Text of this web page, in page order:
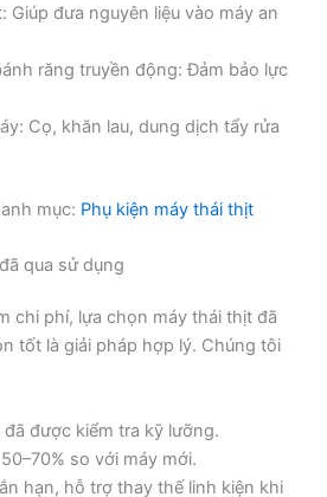
Giúp đưa nguyên liệu vào máy an
răng truyền động: Đảm bảo lực
Cọ, khăn lau, dung dịch tẩy rửa
mục: Phụ kiện máy thái thịt
qua sử dụng
chi phí, lựa chọn máy thái thịt đã
tốt là giải pháp hợp lý. Chúng tôi
được kiểm tra kỹ lưỡng.
so với máy mới.
hạn, hỗ trợ thay thế linh kiện khi